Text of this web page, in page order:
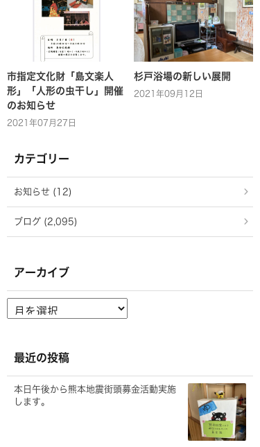
市指定文化財「島文楽人
形」「人形の虫干し」開催
のお知らせ
2021年07月27日
杉戸浴場の新しい展開
2021年09月12日
カテゴリー
お知らせ (12)
ブログ (2,095)
アーカイブ
ー
ブ
最近の投稿
本日午後から熊本地震街頭募金活動実施
します。